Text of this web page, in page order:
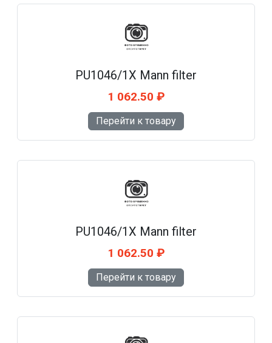
PU1046/1X Mann filter
1 062.50 ₽
Перейти к товару
PU1046/1X Mann filter
1 062.50 ₽
Перейти к товару